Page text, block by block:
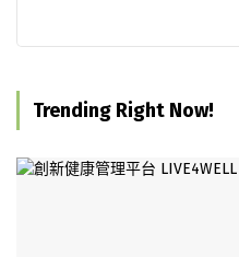
Trending Right Now!